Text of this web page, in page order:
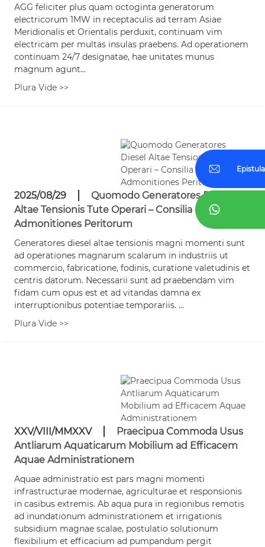
AGG feliciter plus quam octoginta generatorum
electricorum 1MW in receptaculis ad terram Asiae
Meridionalis et Orientalis perduxit, continuam vim
electricam per multas insulas praebens. Ad operationem
continuam 24/7 designatae, hae unitates munus
magnum agunt...
Plura Vide >>
2025/08/29
Quomodo Generatores Diesel
Altae Tensionis Tute Operari – Consilia et
Admonitiones Peritorum
Generatores diesel altae tensionis magni momenti sunt
ad operationes magnarum scalarum in industriis ut
commercio, fabricatione, fodinis, curatione valetudinis et
centris datorum. Necessarii sunt ad praebendam vim
fidam cum opus est et ad vitandas damna ex
interruptionibus potentiae temporariis. ...
Plura Vide >>
XXV/VIII/MMXXV
Praecipua Commoda Usus
Antliarum Aquaticarum Mobilium ad Efficacem
Aquae Administrationem
Aquae administratio est pars magni momenti
infrastructurae modernae, agriculturae et responsionis
in casibus extremis. Ab aqua pura in regionibus remotis
ad inundationum administrationem et irrigationis
subsidium magnae scalae, postulatio solutionum
flexibilium et efficacium ad pumpandum pergit